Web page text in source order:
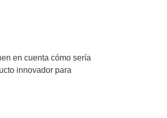
en cuenta cómo sería
innovador para